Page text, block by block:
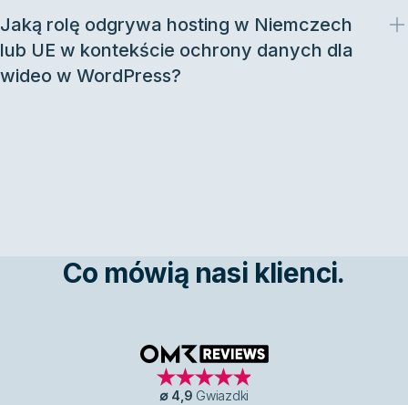
Jaką rolę odgrywa hosting w Niemczech
lub UE w kontekście ochrony danych dla
wideo w WordPress?
Co mówią nasi klienci.
OMR Reviews
∅ 4,9 Gwiazdki